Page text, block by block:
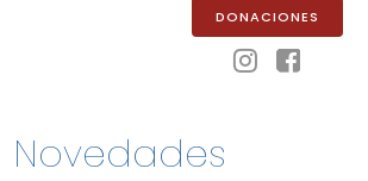
DONACIONES
 
Novedades